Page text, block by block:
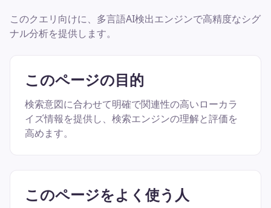
このクエリ向けに、多言語AI検出エンジンで高精度なシグ
ナル分析を提供します。
このページの目的
検索意図に合わせて明確で関連性の高いローカラ
イズ情報を提供し、検索エンジンの理解と評価を
高めます。
このページをよく使う人